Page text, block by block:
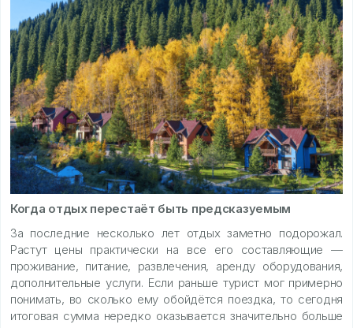
Когда отдых перестаёт быть предсказуемым
За последние несколько лет отдых заметно подорожал.
Растут цены практически на все его составляющие —
проживание, питание, развлечения, аренду оборудования,
дополнительные услуги. Если раньше турист мог примерно
понимать, во сколько ему обойдётся поездка, то сегодня
итоговая сумма нередко оказывается значительно больше